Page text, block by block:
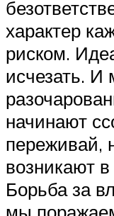
характер
риском.
исчезать.
начинают
переживай,
возникают
Борьба за